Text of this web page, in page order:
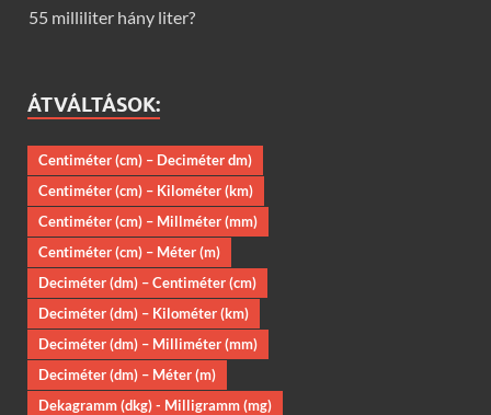
55 milliliter hány liter?
ÁTVÁLTÁSOK:
Centiméter (cm) – Deciméter dm)
Centiméter (cm) – Kilométer (km)
Centiméter (cm) – Millméter (mm)
Centiméter (cm) – Méter (m)
Deciméter (dm) – Centiméter (cm)
Deciméter (dm) – Kilométer (km)
Deciméter (dm) – Milliméter (mm)
Deciméter (dm) – Méter (m)
Dekagramm (dkg) - Milligramm (mg)